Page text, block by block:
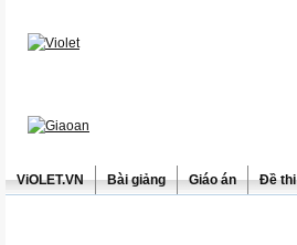
ViOLET.VN Bài giảng Giáo án Đề